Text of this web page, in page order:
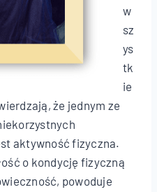
w
sz
ys
tk
ie
że jednym ze
aktywność fizyczna.
o kondycję fizyczną
powoduje